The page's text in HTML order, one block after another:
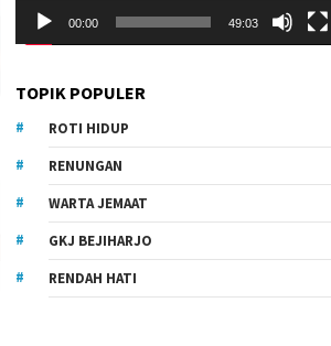
00:00 49:03
TOPIK POPULER
ROTI HIDUP
RENUNGAN
WARTA JEMAAT
GKJ BEJIHARJO
RENDAH HATI